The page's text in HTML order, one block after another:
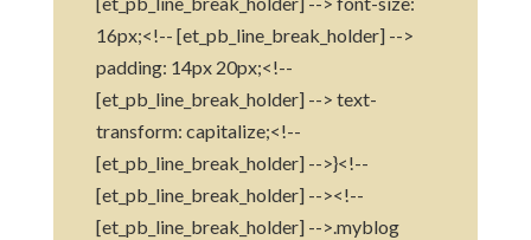
16px;<!-- [et_pb_line_break_holder] -->
padding: 14px 20px;<!--
[et_pb_line_break_holder] --> text-
transform: capitalize;<!--
[et_pb_line_break_holder] -->}<!--
[et_pb_line_break_holder] --><!--
[et_pb_line_break_holder] -->.myblog